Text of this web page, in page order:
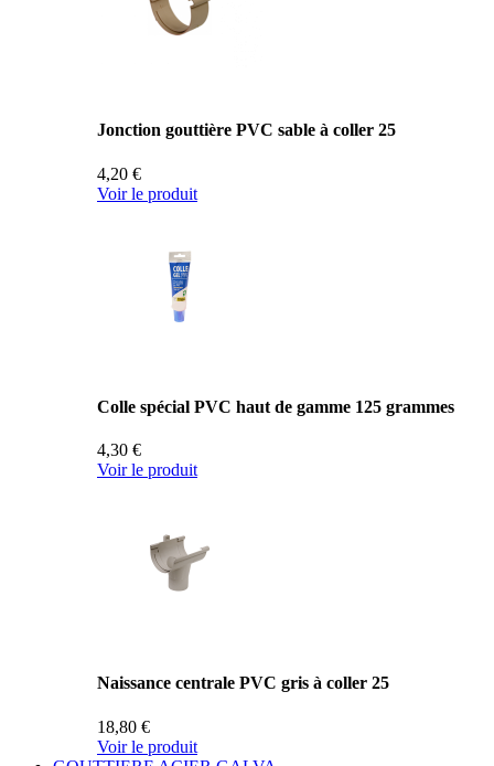
Jonction gouttière PVC sable à coller 25
4,20 €
Voir le produit
Colle spécial PVC haut de gamme 125 grammes
4,30 €
Voir le produit
Naissance centrale PVC gris à coller 25
18,80 €
Voir le produit